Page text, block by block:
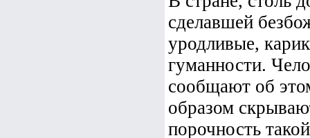
сделавшей
уродливые,
гуманности.
сообщают об
образом
порочность